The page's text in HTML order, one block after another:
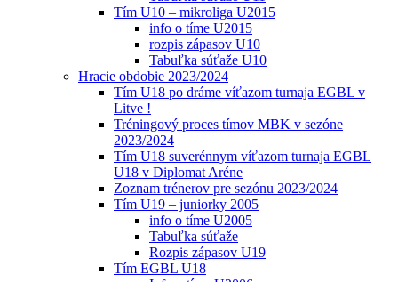
Tím U10 – mikroliga U2015
info o tíme U2015
rozpis zápasov U10
Tabuľka súťaže U10
Hracie obdobie 2023/2024
Tím U18 po dráme víťazom turnaja EGBL v
Litve !
Tréningový proces tímov MBK v sezóne
2023/2024
Tím U18 suverénnym víťazom turnaja EGBL
U18 v Diplomat Aréne
Zoznam trénerov pre sezónu 2023/2024
Tím U19 – juniorky 2005
info o tíme U2005
Tabuľka súťaže
Rozpis zápasov U19
Tím EGBL U18